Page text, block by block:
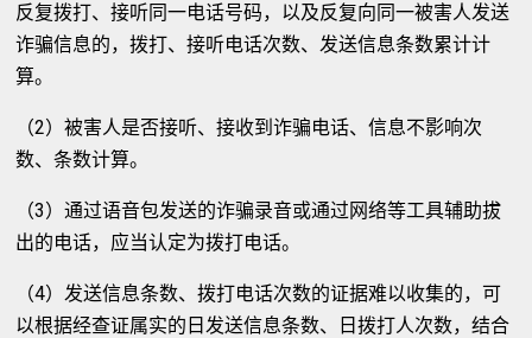
反复拨打、接听同一电话号码，以及反复向同一被害人发送
诈骗信息的，拨打、接听电话次数、发送信息条数累计计
算。
（2）被害人是否接听、接收到诈骗电话、信息不影响次
数、条数计算。
（3）通过语音包发送的诈骗录音或通过网络等工具辅助拔
出的电话，应当认定为拨打电话。
（4）发送信息条数、拨打电话次数的证据难以收集的，可
以根据经查证属实的日发送信息条数、日拨打人次数，结合